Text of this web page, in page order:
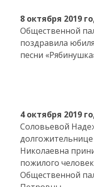
8 октября 2019
Общественной
поздравила
песни
4 октября 2019
Соловьевой
Николаевна
пожилого
Общественной